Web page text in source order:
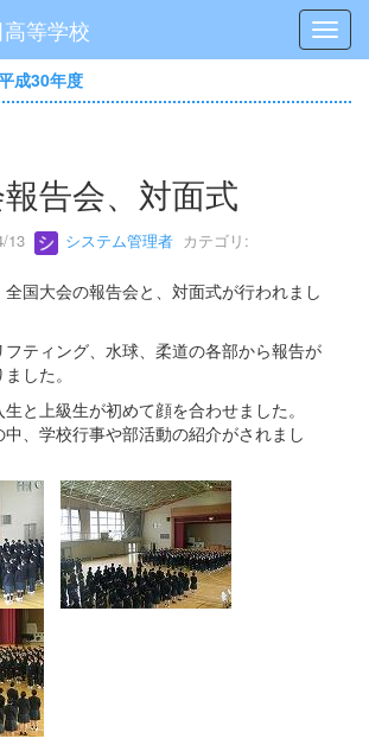
等学校
成30年度
告会、対面式
13 システム管理者 カテゴリ:
全国大会の報告会と、対面式が行われまし
ティング、水球、柔道の各部から報告が
した。
と上級生が初めて顔を合わせました。
、学校行事や部活動の紹介がされまし